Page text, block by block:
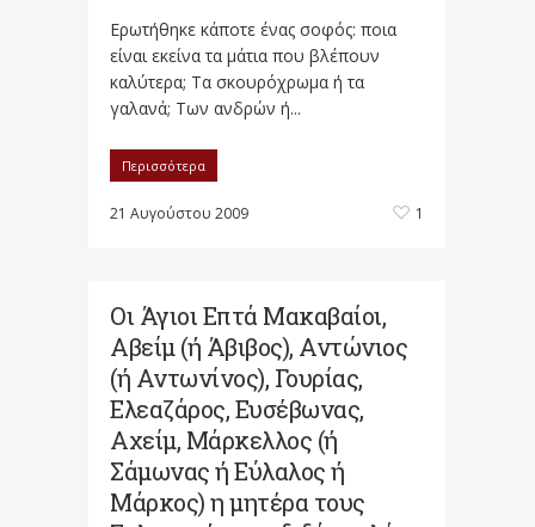
Ερωτήθηκε κάποτε ένας σοφός: ποια
είναι εκείνα τα μάτια που βλέπουν
καλύτερα; Τα σκουρόχρωμα ή τα
γαλανά; Των ανδρών ή...
Περισσότερα
21 Αυγούστου 2009 1
Οι Άγιοι Επτά Μακαβαίοι,
Αβείμ (ή Άβιβος), Αντώνιος
(ή Αντωνίνος), Γουρίας,
Ελεαζάρος, Ευσέβωνας,
Αχείμ, Μάρκελλος (ή
Σάμωνας ή Εύλαλος ή
Μάρκος) η μητέρα τους